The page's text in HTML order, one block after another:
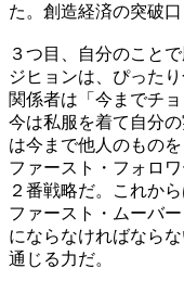
た。創造経済の突破口
３つ目、自分のこと
ジヒョンは、ぴった
関係者は「今までチ
今は私服を着て自分
は今まで他人のもの
ファースト・フォロ
２番戦略だ。これか
ファースト・ムーバ
にならなければなら
通じる力だ。